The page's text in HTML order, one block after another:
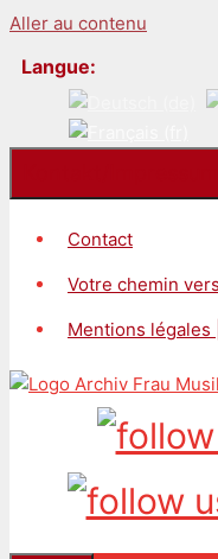
Aller au contenu
Langue:
Contact
Votre chemin
Mentions